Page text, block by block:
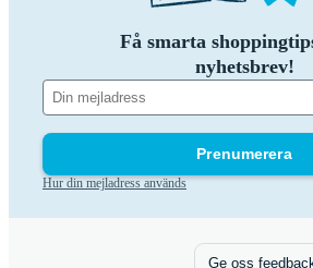
Få smarta
nyhetsbrev!
Prenumerera
Hur din mejladress används
Ge oss